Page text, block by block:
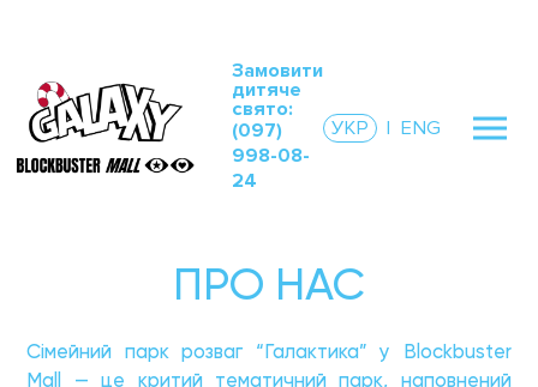
Замовити
дитяче
свято:
(097)
998-08-
24
УКР | ENG
ПРО НАС
Сімейний парк розваг “Галактика” у Blockbuster
Mall — це критий тематичний парк, наповнений